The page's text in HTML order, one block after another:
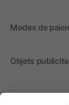
Modes de
Objets